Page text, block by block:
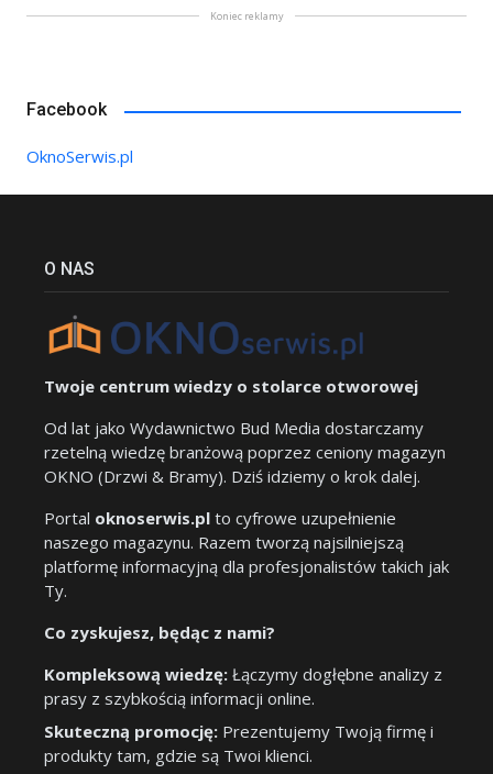
Koniec reklamy
Facebook
OknoSerwis.pl
O NAS
Twoje centrum wiedzy o stolarce otworowej
Od lat jako Wydawnictwo Bud Media dostarczamy
rzetelną wiedzę branżową poprzez ceniony magazyn
OKNO (Drzwi & Bramy). Dziś idziemy o krok dalej.
Portal oknoserwis.pl to cyfrowe uzupełnienie
naszego magazynu. Razem tworzą najsilniejszą
platformę informacyjną dla profesjonalistów takich jak
Ty.
Co zyskujesz, będąc z nami?
Kompleksową wiedzę: Łączymy dogłębne analizy z
prasy z szybkością informacji online.
Skuteczną promocję: Prezentujemy Twoją firmę i
produkty tam, gdzie są Twoi klienci.